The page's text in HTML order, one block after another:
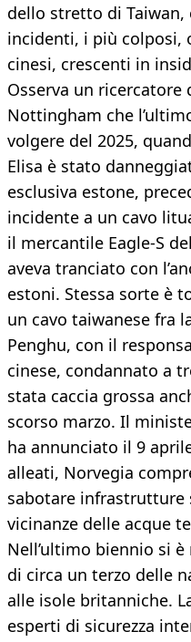
dello stretto di
incidenti, i più colposi,
cinesi, crescenti in
Osserva un ricercatore
Nottingham che
volgere del 2025,
Elisa è stato
esclusiva estone,
incidente a un cavo
il mercantile Eagle-S
aveva tranciato con
estoni. Stessa sorte è
un cavo taiwanese fra
Penghu, con il
cinese, condannato a
stata caccia grossa
scorso marzo. Il
ha annunciato il 9
alleati, Norvegia
sabotare
vicinanze delle acque
Nell’ultimo biennio si
di circa un terzo delle
alle isole britanniche.
esperti di sicurezza